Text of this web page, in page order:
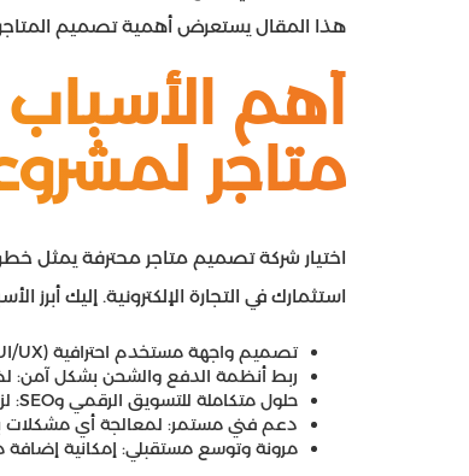
هذا المقال يستعرض أهمية تصميم المتاجر
أهم
متاجر
اختيار شركة تصميم متاجر محترفة
استثمارك في التجارة الإلكترونية. إليك أبرز
تصميم واجهة مستخدم احترافية (UI/UX): لتوفير تجربة تسوق سلسة وجذابة للعملاء.
ربط أنظمة الدفع والشحن بشكل آمن:
حلول متكاملة للتسويق الرقمي وSEO: لزيادة ظهور متجرك وجذب العملاء المستهدفين.
دعم فني مستمر: لمعالجة أي مشكلات
مرونة وتوسع مستقبلي: إمكانية